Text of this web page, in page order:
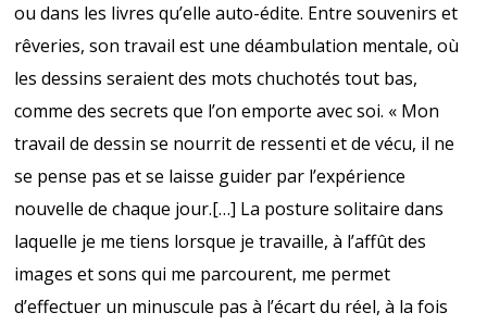
ou dans les livres qu’elle auto-édite. Entre souvenirs et
rêveries, son travail est une déambulation mentale, où
les dessins seraient des mots chuchotés tout bas,
comme des secrets que l’on emporte avec soi. « Mon
travail de dessin se nourrit de ressenti et de vécu, il ne
se pense pas et se laisse guider par l’expérience
nouvelle de chaque jour.[…] La posture solitaire dans
laquelle je me tiens lorsque je travaille, à l’affût des
images et sons qui me parcourent, me permet
d’effectuer un minuscule pas à l’écart du réel, à la fois